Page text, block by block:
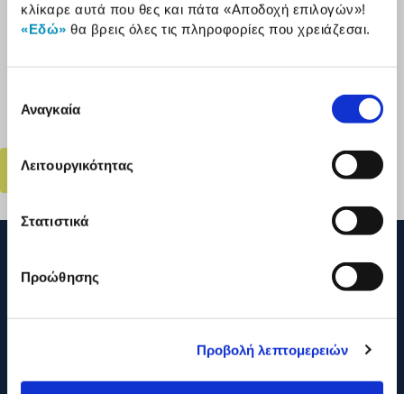
κλίκαρε αυτά που θες και πάτα «Αποδοχή επιλογών»!
«Εδώ» θα βρεις όλες τις πληροφορίες που χρειάζεσαι.
συγκατάθεσης
Αναγκαία
Λειτουργικότητας
Στατιστικά
Προώθησης
Προβολή λεπτομερειών
Υπόψιν: Υπεύθυνος Προστασίας Δεδομένων (DPO)
ONLINE ΑΓΟΡΕΣ